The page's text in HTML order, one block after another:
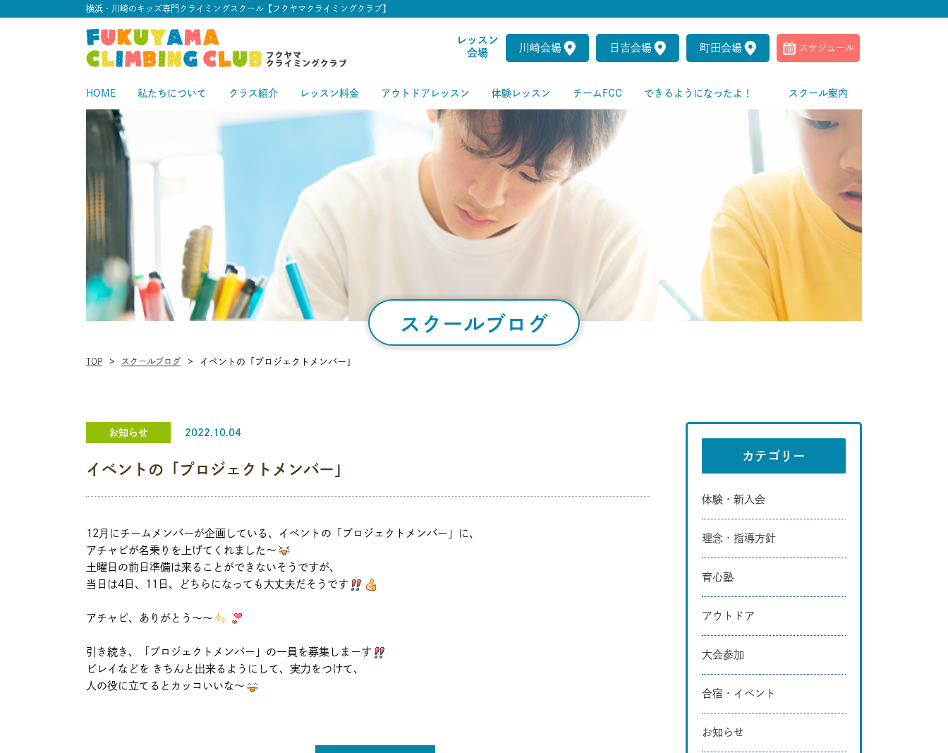
横浜・川崎のキッズ専門クライミングスクール【フクヤマクライミングクラブ】
レッスン
会場
川崎会場 日吉会場 町田会場 スケジュール
HOME 私たちについて クラス紹介 レッスン料金 アウトドアレッスン 体験レッスン チームFCC できるようになったよ！ スクール案内
スクールブログ
TOP スクールブログ イベントの「プロジェクトメンバー」
お知らせ 2022.10.04
イベントの「プロジェクトメンバー」
12月にチームメンバーが企画している、イベントの「プロジェクトメンバー」に、
アチャピが名乗りを上げてくれました～
土曜日の前日準備は来ることができないそうですが、
当日は4日、11日、どちらになっても大丈夫だそうです
アチャピ、ありがとう～～
引き続き、「プロジェクトメンバー」の一員を募集しまーす
ビレイなどを きちんと出来るようにして、実力をつけて、
人の役に立てるとカッコいいな～
カテゴリー
体験・新入会
理念・指導方針
育心塾
アウトドア
大会参加
合宿・イベント
お知らせ